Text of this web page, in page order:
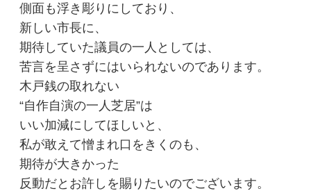
側面も浮き彫りにしており、
新しい市長に、
期待していた議員の一人としては、
苦言を呈さずにはいられないのであります。
木戸銭の取れない
“自作自演の一人芝居”は
いい加減にしてほしいと、
私が敢えて憎まれ口をきくのも、
期待が大きかった
反動だとお許しを賜りたいのでございます。